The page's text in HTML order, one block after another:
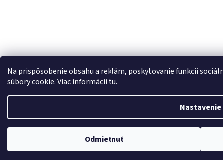
Na prispôsobenie obsahu a reklám, poskytovanie funkcií
súbory cookie. Viac informáciítu.
Nastavenie
Odmietnuť